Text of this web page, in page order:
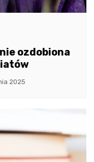
ozdobiona
2025